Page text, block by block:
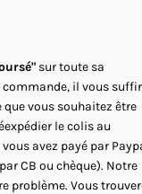
sur toute sa
il vous
vous souhaitez être
le colis au
avez payé par
CB ou chèque). Notre
problème. Vous